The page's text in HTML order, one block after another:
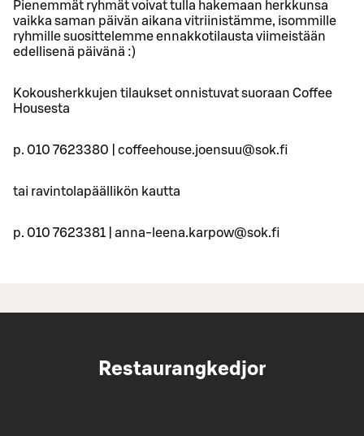
Pienemmät ryhmät voivat tulla hakemaan herkkunsa
vaikka saman päivän aikana vitriinistämme, isommille
ryhmille suosittelemme ennakkotilausta viimeistään
edellisenä päivänä :)
Kokousherkkujen tilaukset onnistuvat suoraan Coffee
Housesta
p. 010 7623380 | coffeehouse.joensuu@sok.fi
tai ravintolapäällikön kautta
p. 010 7623381 | anna-leena.karpow@sok.fi
Restaurangkedjor